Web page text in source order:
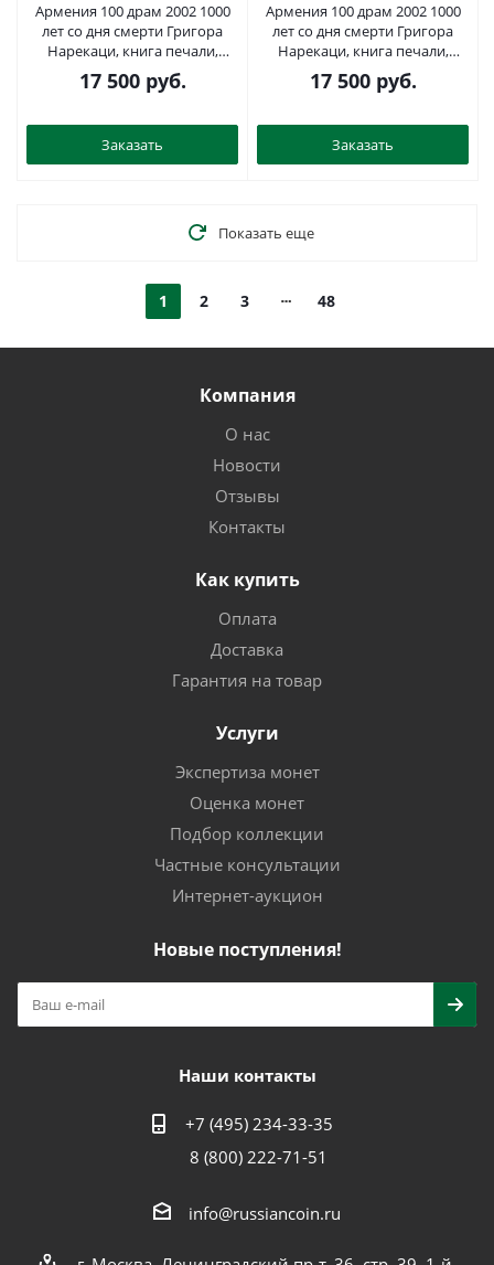
Армения 100 драм 2002 1000
лет со дня смерти Григора
Нарекаци, книга печали,
тираж 500 экземпляров KM 99
серебро PROOF 1077-8-52
17 500руб.
Заказать
Армения 100 драм 2002 1000
лет со дня смерти Григора
Нарекаци, книга печали,
тираж 500 экземпляров KM 99
серебро PROOF 1077-8-53
17 500руб.
Заказать
Показать еще
1 2 3 48
Компания
О нас
Новости
Отзывы
Контакты
Как купить
Оплата
Доставка
Гарантия на товар
Услуги
Экспертиза монет
Оценка монет
Подбор коллекции
Частные консультации
Интернет-аукцион
Новые поступления!
Наши контакты
+7 (495) 234-33-35
8 (800) 222-71-51
info@russiancoin.ru